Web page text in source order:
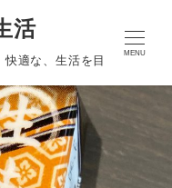
活
適な、生活を目 MENU